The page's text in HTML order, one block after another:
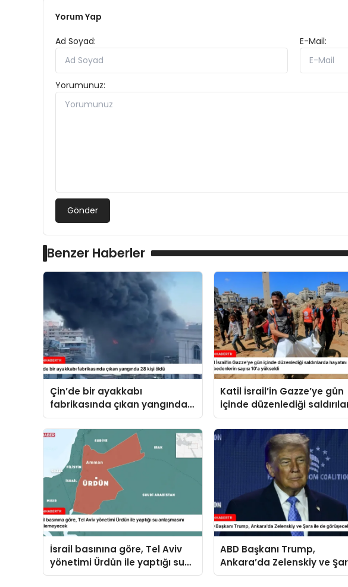
Yorum Yap
Ad Soyad: E-Mail:
Yorumunuz:
Gönder
Benzer Haberler
Çin’de bir ayakkabı
fabrikasında çıkan yangında
28 kişi öldü
Katil İsrail’in Gazze’ye gün
içinde düzenlediği
hayatını kaybedenlerin
10’a yükseldi
İsrail basınına göre, Tel Aviv
yönetimi Ürdün ile yaptığı su
anlaşmasını yenilemeyecek
ABD Başkanı Trump,
Ankara’da Zelenskiy ve
ile de görüşecek